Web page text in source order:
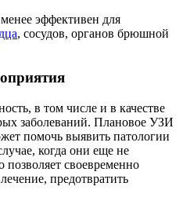
эффективен для
, сосудов, органов брюшной
в том числе и в качестве
заболеваний. Плановое УЗИ
помочь выявить патологии
когда они еще не
своевременно
предотвратить